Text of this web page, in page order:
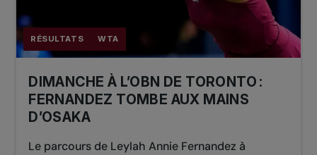
RÉSULTATS WTA
DIMANCHE À L’OBN DE TORONTO :
FERNANDEZ TOMBE AUX MAINS
D’OSAKA
Le parcours de Leylah Annie Fernandez à